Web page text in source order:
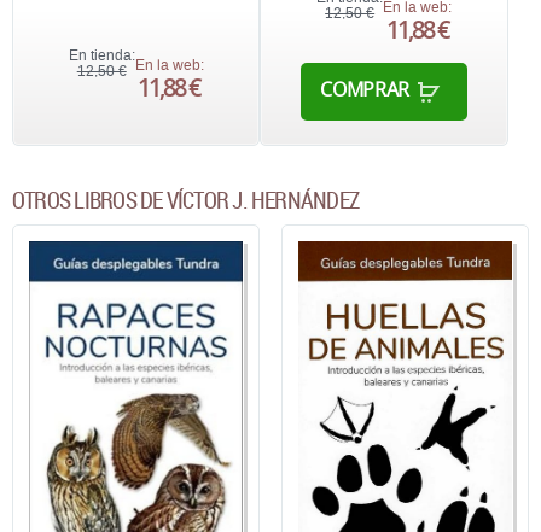
En tienda:
12,50 € En la web:
11,88 €
12,50 €
En la web:
11,88 €
COMPRAR
OTROS LIBROS DE VÍCTOR J. HERNÁNDEZ